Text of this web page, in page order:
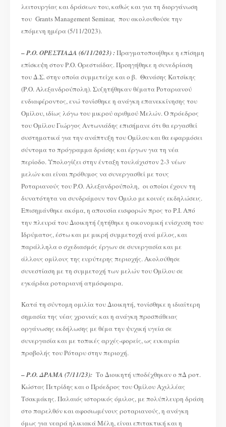
λειτουργίας και δράσεων του, καθώς και για τη διοργάνωση
του Grants Management Seminar, που ακολουθούσε την
επόμενη ημέρα (5/11/2023).
–Ρ.Ο. ΟΡΕΣΤΙΑΔΑ (6/11/2023) :Πραγματοποιήθηκε η επίσημη
επίσκεψη στον Ρ.Ο. Ορεστιάδας. Προηγήθηκε η συνεδρίαση
του Δ.Σ. στην οποία συμμετείχε και ο β. Θανάσης Κατσίκης
(Ρ.Ο. Αλεξανδρούπολη). Συζητήθηκαν θέματα Ροταριανού
ενδιαφέροντος, ενώ τονίσθηκε η ανάγκη επανεκκίνησης του
Ομίλου, ιδίως λόγω του μικρού αριθμού Μελών. Ο πρόεδρος
του Ομίλου Γιώργος Αντωνιάδης επισήμανε ότι θα εργασθεί
συστηματικά για την ανάπτυξη του Ομίλου και θα εφαρμόσει
σύντομα το πρόγραμμα δράσης και έργων για τη νέα
περίοδο. Υπολογίζει στην ένταξη τουλάχιστον 2-3 νέων
μελών και είναι πρόθυμος να συνεργασθεί με τους
Ροταριανούς του Ρ.Ο. Αλεξανδρούπολη, οι οποίοι έχουν τη
δυνατότητα να συνδράμουν τον Όμιλο με κοινές εκδηλώσεις.
Επισημάνθηκε ακόμα, η απουσία εισφορών προς το Ρ.Ι. Από
την πλευρά του Διοικητή ζητήθηκε η οικονομική ενίσχυση του
Ιδρύματος, έστω και με μικρή συμμετοχή ανά μέλος, και
παράλληλα ο σχεδιασμός έργων σε συνεργασία και με
άλλους ομίλους της ευρύτερης περιοχής. Ακολούθησε
συνεστίαση με τη συμμετοχή των μελών του Ομίλου σε
εγκάρδια ροταριανή ατμόσφαιρα.
Κατά τη σύντομη ομιλία του Διοικητή, τονίσθηκε η ιδιαίτερη
σημασία της νέας χρονιάς και η ανάγκη προσπάθειας
οργάνωσης εκδήλωσης με θέμα την ψυχική υγεία σε
συνεργασία και με τοπικές αρχές-φορείς, ως ευκαιρία
προβολής του Ρόταρυ στην περιοχή.
–Ρ.Ο. ΔΡΑΜΑ (7/11/23): Το Διοικητή υποδέχθηκαν ο πΔ ροτ.
Κώστας Πετρίδης και ο Πρόεδρος του Ομίλου Αχιλλέας
Τσακμάκης. Παλαιός ιστορικός όμιλος, με πολύπλευρη δράση
στο παρελθόν και αφοσιωμένους ροταριανούς, η ανάγκη
όμως για νεαρά ηλικιακά Μέλη, είναι επιτακτική και η